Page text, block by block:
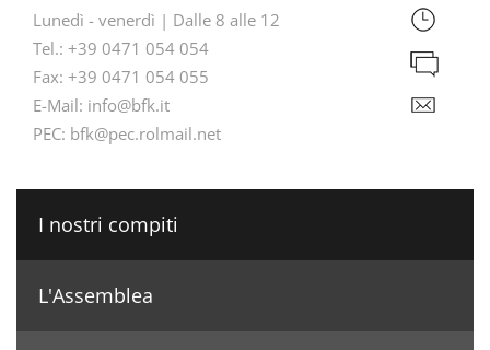
Lunedì - venerdì | Dalle 8 alle 12
Tel.: +39 0471 054 054
Fax: +39 0471 054 055
E-Mail: info@bfk.it
PEC: bfk@pec.rolmail.net
I nostri compiti
L'Assemblea